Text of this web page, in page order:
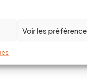
Voir les